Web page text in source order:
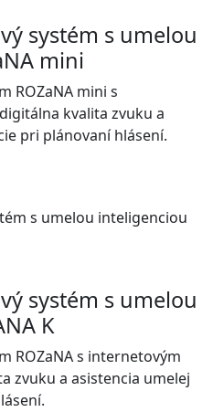
systém s umelou
mini
ROZaNA mini s
kvalita zvuku a
pri plánovaní hlásení.
systém s umelou
K
ROZaNA s internetovým
zvuku a asistencia umelej